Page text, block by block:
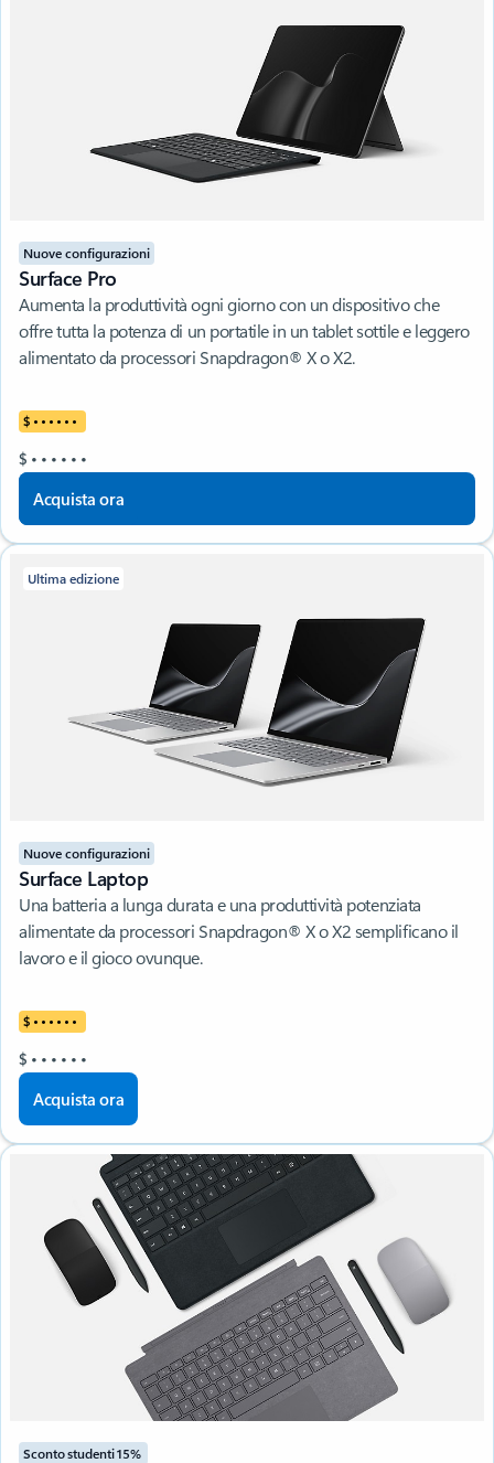
Nuove configurazioni
Surface Pro
Aumenta la produttività ogni giorno con un dispositivo che
offre tutta la potenza di un portatile in un tablet sottile e leggero
alimentato da processori Snapdragon® X o X2.
$ • • • • • •
$ • • • • • •
Acquista ora
Nuove configurazioni
Ultima edizione
Surface Laptop
Una batteria a lunga durata e una produttività potenziata
alimentate da processori Snapdragon® X o X2 semplificano il
lavoro e il gioco ovunque.
$ • • • • • •
$ • • • • • •
Acquista ora
Sconto studenti 15%